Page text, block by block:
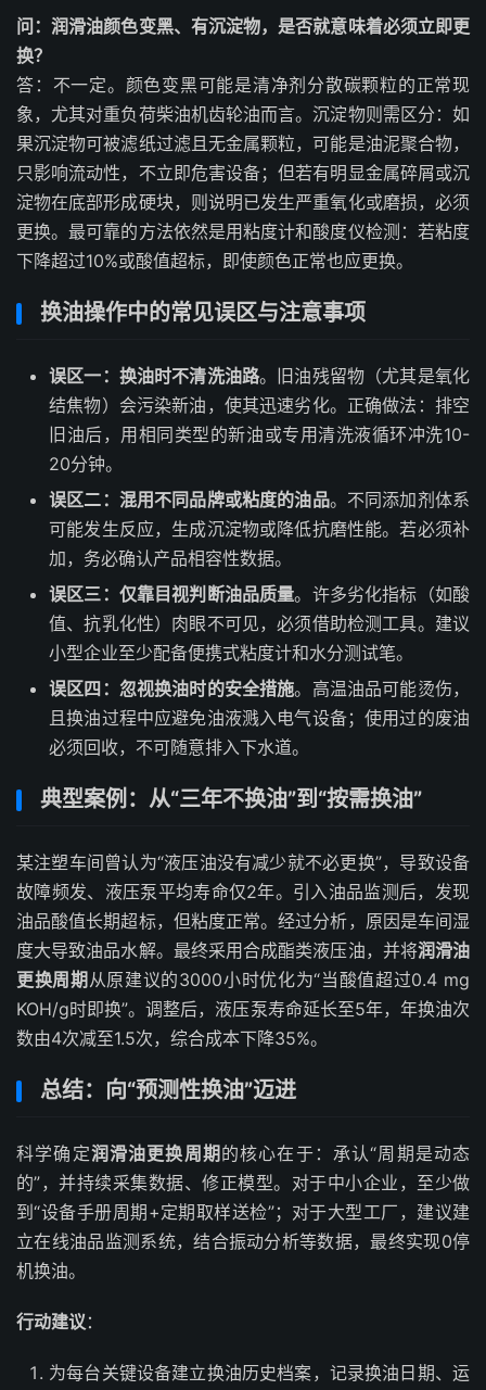
问：润滑油颜色变黑、有沉淀物，是否就意味着必须立即更
换？
答：不一定。颜色变黑可能是清净剂分散碳颗粒的正常现
象，尤其对重负荷柴油机齿轮油而言。沉淀物则需区分：如
果沉淀物可被滤纸过滤且无金属颗粒，可能是油泥聚合物，
只影响流动性，不立即危害设备；但若有明显金属碎屑或沉
淀物在底部形成硬块，则说明已发生严重氧化或磨损，必须
更换。最可靠的方法依然是用粘度计和酸度仪检测：若粘度
下降超过10%或酸值超标，即使颜色正常也应更换。
换油操作中的常见误区与注意事项
误区一：换油时不清洗油路。旧油残留物（尤其是氧化
结焦物）会污染新油，使其迅速劣化。正确做法：排空
旧油后，用相同类型的新油或专用清洗液循环冲洗10-
20分钟。
误区二：混用不同品牌或粘度的油品。不同添加剂体系
可能发生反应，生成沉淀物或降低抗磨性能。若必须补
加，务必确认产品相容性数据。
误区三：仅靠目视判断油品质量。许多劣化指标（如酸
值、抗乳化性）肉眼不可见，必须借助检测工具。建议
小型企业至少配备便携式粘度计和水分测试笔。
误区四：忽视换油时的安全措施。高温油品可能烫伤，
且换油过程中应避免油液溅入电气设备；使用过的废油
必须回收，不可随意排入下水道。
典型案例：从“三年不换油”到“按需换油”
某注塑车间曾认为“液压油没有减少就不必更换”，导致设备
故障频发、液压泵平均寿命仅2年。引入油品监测后，发现
油品酸值长期超标，但粘度正常。经过分析，原因是车间湿
度大导致油品水解。最终采用合成酯类液压油，并将润滑油
更换周期 从原建议的3000小时优化为“当酸值超过0.4 mg
KOH/g时即换”。调整后，液压泵寿命延长至5年，年换油次
数由4次减至1.5次，综合成本下降35%。
总结：向“预测性换油”迈进
科学确定润滑油更换周期 的核心在于：承认“周期是动态
的”，并持续采集数据、修正模型。对于中小企业，至少做
到“设备手册周期+定期取样送检”；对于大型工厂，建议建
立在线油品监测系统，结合振动分析等数据，最终实现0停
机换油。
行动建议：
为每台关键设备建立换油历史档案，记录换油日期、运